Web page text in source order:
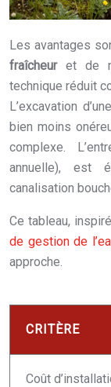
Les avantages
fraîcheuret de
technique réduit
L’excavation
bien moins
complexe.
annuelle), est
canalisation
Ce tableau,
de gestion de
approche.
CRITÈRE
Coût